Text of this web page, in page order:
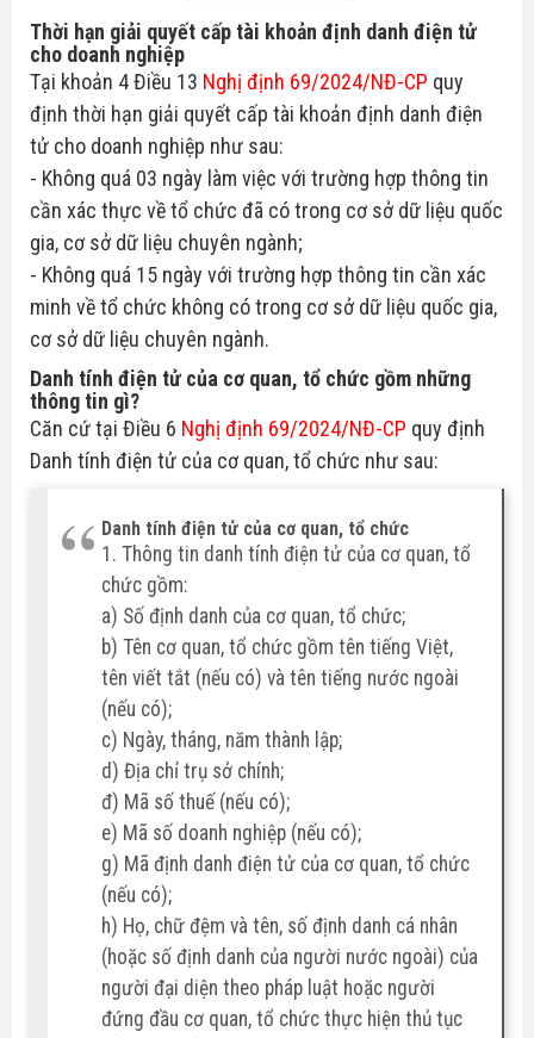
Thời hạn giải quyết cấp tài khoản định danh điện tử
cho doanh nghiệp
Tại khoản 4 Điều 13 Nghị định 69/2024/NĐ-CP quy
định thời hạn giải quyết cấp tài khoản định danh điện
tử cho doanh nghiệp như sau:
- Không quá 03 ngày làm việc với trường hợp thông tin
cần xác thực về tổ chức đã có trong cơ sở dữ liệu quốc
gia, cơ sở dữ liệu chuyên ngành;
- Không quá 15 ngày với trường hợp thông tin cần xác
minh về tổ chức không có trong cơ sở dữ liệu quốc gia,
cơ sở dữ liệu chuyên ngành.
Danh tính điện tử của cơ quan, tổ chức gồm những
thông tin gì?
Căn cứ tại Điều 6 Nghị định 69/2024/NĐ-CP quy định
Danh tính điện tử của cơ quan, tổ chức như sau:
Danh tính điện tử của cơ quan, tổ chức
1. Thông tin danh tính điện tử của cơ quan, tổ
chức gồm:
a) Số định danh của cơ quan, tổ chức;
b) Tên cơ quan, tổ chức gồm tên tiếng Việt,
tên viết tắt (nếu có) và tên tiếng nước ngoài
(nếu có);
c) Ngày, tháng, năm thành lập;
d) Địa chỉ trụ sở chính;
đ) Mã số thuế (nếu có);
e) Mã số doanh nghiệp (nếu có);
g) Mã định danh điện tử của cơ quan, tổ chức
(nếu có);
h) Họ, chữ đệm và tên, số định danh cá nhân
(hoặc số định danh của người nước ngoài) của
người đại diện theo pháp luật hoặc người
đứng đầu cơ quan, tổ chức thực hiện thủ tục